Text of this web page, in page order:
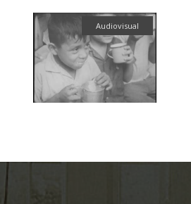
Audiovisual